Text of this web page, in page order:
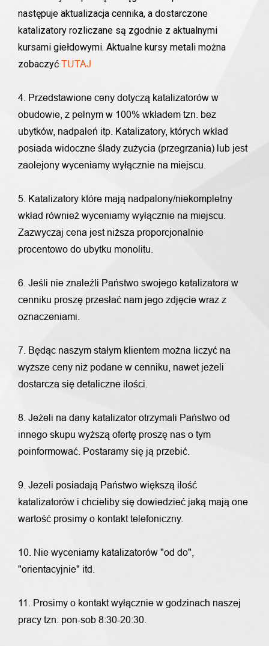
następuje aktualizacja cennika, a dostarczone
katalizatory rozliczane są zgodnie z aktualnymi
kursami giełdowymi. Aktualne kursy metali można
zobaczyć TUTAJ
4. Przedstawione ceny dotyczą katalizatorów w
obudowie, z pełnym w 100% wkładem tzn. bez
ubytków, nadpaleń itp. Katalizatory, których wkład
posiada widoczne ślady zużycia (przegrzania) lub jest
zaolejony wyceniamy wyłącznie na miejscu.
5. Katalizatory które mają nadpalony/niekompletny
wkład również wyceniamy wyłącznie na miejscu.
Zazwyczaj cena jest niższa proporcjonalnie
procentowo do ubytku monolitu.
6. Jeśli nie znaleźli Państwo swojego katalizatora w
cenniku proszę przesłać nam jego zdjęcie wraz z
oznaczeniami.
7. Będąc naszym stałym klientem można liczyć na
wyższe ceny niż podane w cenniku, nawet jeżeli
dostarcza się detaliczne ilości.
8. Jeżeli na dany katalizator otrzymali Państwo od
innego skupu wyższą ofertę proszę nas o tym
poinformować. Postaramy się ją przebić.
9. Jeżeli posiadają Państwo większą ilość
katalizatorów i chcieliby się dowiedzieć jaką mają one
wartość prosimy o kontakt telefoniczny.
10. Nie wyceniamy katalizatorów "od do",
"orientacyjnie" itd.
11. Prosimy o kontakt wyłącznie w godzinach naszej
pracy tzn. pon-sob 8:30-20:30.